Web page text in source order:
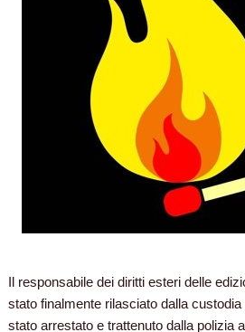
Il responsabile dei diritti esteri delle
stato finalmente rilasciato dalla
stato arrestato e trattenuto dalla polizia